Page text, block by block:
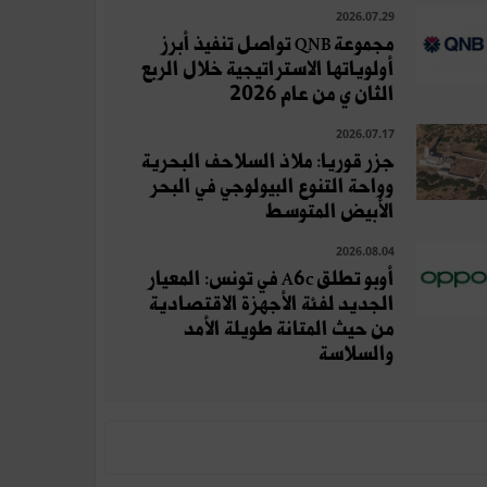
2026.07.29
مجموعة QNB تواصل تنفيذ أبرز
أولوياتها الاستراتيجية خلال الربع
الثان ي من عام 2026
2026.07.17
جزر قوريا: ملاذ السلاحف البحرية
وواحة التنوع البيولوجي في البحر
الأبيض المتوسط
2026.08.04
أوبو تطلق A6c في تونس: المعيار
الجديد لفئة الأجهزة الاقتصادية
من حيث المتانة طويلة الأمد
والسلاسة